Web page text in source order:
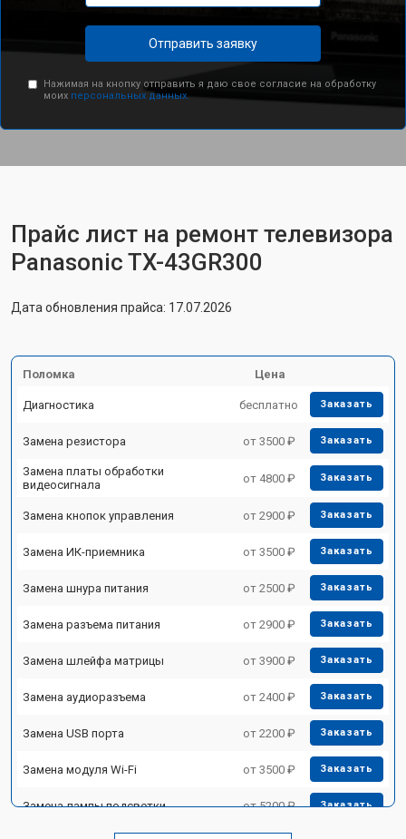
Отправить заявку
Нажимая на кнопку отправить я даю свое согласие на обработку
моих персональных данных.
Прайс лист на ремонт телевизора
Panasonic TX-43GR300
Дата обновления прайса: 17.07.2026
Поломка Цена
Диагностика бесплатно Заказать
Замена резистора от 3500 ₽ Заказать
Замена платы обработки
видеосигнала
от 4800 ₽ Заказать
Замена кнопок управления от 2900 ₽ Заказать
Замена ИК-приемника от 3500 ₽ Заказать
Замена шнура питания от 2500 ₽ Заказать
Замена разъема питания от 2900 ₽ Заказать
Замена шлейфа матрицы от 3900 ₽ Заказать
Замена аудиоразъема от 2400 ₽ Заказать
Замена USB порта от 2200 ₽ Заказать
Замена модуля Wi-Fi от 3500 ₽ Заказать
Замена лампы подсветки от 5200 ₽ Заказать